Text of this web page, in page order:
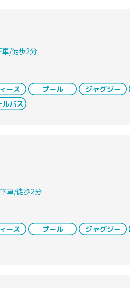
車/徒歩2分
車/徒歩2分